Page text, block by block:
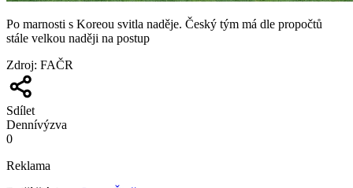
Po marnosti s Koreou svitla naděje. Český tým má dle propočtů
stále velkou naději na postup
Zdroj: FAČR
Sdílet
Dennívýzva
0
Reklama